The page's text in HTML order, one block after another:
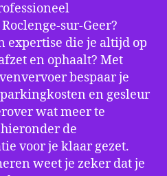
sur-Geer?
expertise die je altijd op
en ophaalt? Met
bespaar je
en gesleur
wat meer te
de
voor je klaar gezet.
weet je zeker dat je